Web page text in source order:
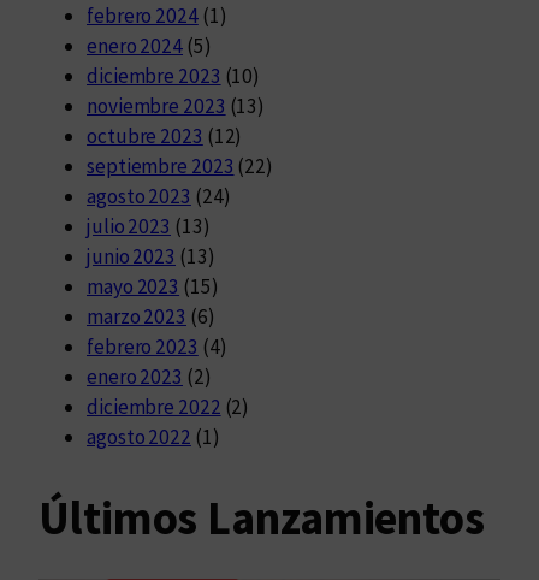
febrero 2024(1)
enero 2024 (5)
diciembre 2023 (10)
noviembre 2023 (13)
octubre 2023 (12)
septiembre 2023 (22)
agosto 2023 (24)
julio 2023 (13)
junio 2023 (13)
mayo 2023 (15)
marzo 2023 (6)
febrero 2023 (4)
enero 2023 (2)
diciembre 2022 (2)
agosto 2022 (1)
Últimos Lanzamientos